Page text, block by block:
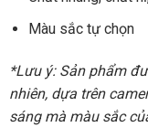
Màu sắc tự chọn
*Lưu ý: Sản phẩm
nhiên, dựa trên
sáng mà màu sắc